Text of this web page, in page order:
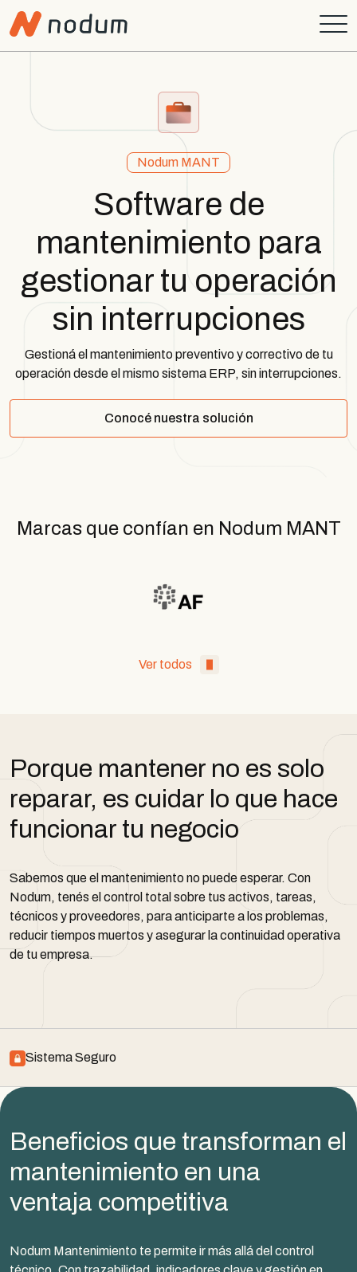
Nodum MANT
Software de
mantenimiento para
gestionar tu operación
sin interrupciones
Gestioná el mantenimiento preventivo y correctivo de tu
operación desde el mismo sistema ERP, sin interrupciones.
Conocé nuestra solución
Marcas que confían en Nodum MANT
Ver todos
Porque mantener no es solo
reparar, es cuidar lo que hace
funcionar tu negocio
Sabemos que el mantenimiento no puede esperar. Con
Nodum, tenés el control total sobre tus activos, tareas,
técnicos y proveedores, para anticiparte a los problemas,
reducir tiempos muertos y asegurar la continuidad operativa
de tu empresa.
Sistema Seguro
Beneficios que transforman el
mantenimiento en una
ventaja competitiva
Nodum Mantenimiento te permite ir más allá del control